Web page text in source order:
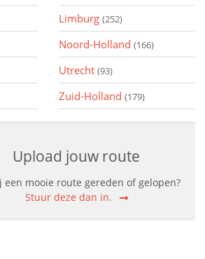
Limburg (252)
Noord-Holland (166)
Utrecht (93)
Zuid-Holland (179)
Upload jouw route
een mooie route gereden of gelopen?
Stuur deze dan in.